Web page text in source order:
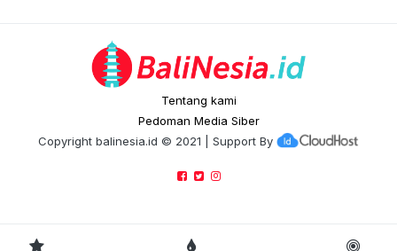
Tentang kami
Pedoman Media Siber
Copyright balinesia.id © 2021 | Support By